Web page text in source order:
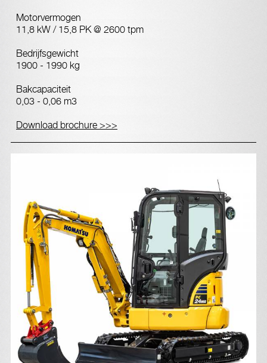
Motorvermogen
11,8 kW / 15,8 PK @ 2600 tpm
Bedrijfsgewicht
1900 - 1990 kg
Bakcapaciteit
0,03 - 0,06 m3
Download brochure >>>